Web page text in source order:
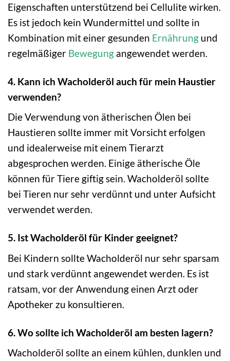
Eigenschaften unterstützend bei Cellulite wirken.
Es ist jedoch kein Wundermittel und sollte in
Kombination mit einer gesunden Ernährung und
regelmäßiger Bewegung angewendet werden.
4. Kann ich Wacholderöl auch für mein Haustier
verwenden?
Die Verwendung von ätherischen Ölen bei
Haustieren sollte immer mit Vorsicht erfolgen
und idealerweise mit einem Tierarzt
abgesprochen werden. Einige ätherische Öle
können für Tiere giftig sein. Wacholderöl sollte
bei Tieren nur sehr verdünnt und unter Aufsicht
verwendet werden.
5. Ist Wacholderöl für Kinder geeignet?
Bei Kindern sollte Wacholderöl nur sehr sparsam
und stark verdünnt angewendet werden. Es ist
ratsam, vor der Anwendung einen Arzt oder
Apotheker zu konsultieren.
6. Wo sollte ich Wacholderöl am besten lagern?
Wacholderöl sollte an einem kühlen, dunklen und